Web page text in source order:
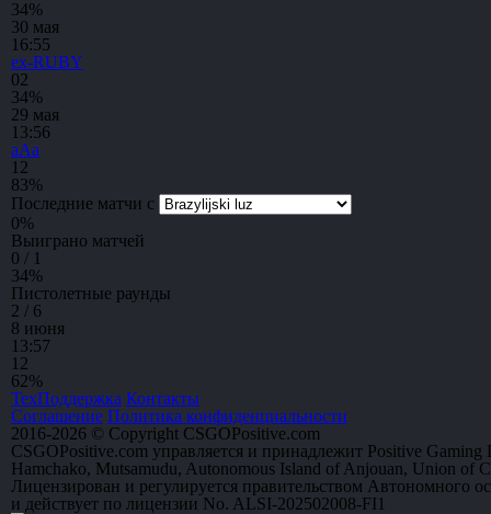
34%
30 мая
16:55
ex-RUBY
02
34%
29 мая
13:56
aAa
1 2
83%
Последние матчи с
0%
Выиграно матчей
0 / 1
34%
Пистолетные раунды
2 / 6
8 июня
13:57
1 2
62%
ТехПоддержка Контакты
Соглашение Политика конфиденциальности
2016-2026 © Copyright CSGOPositive.com
CSGOPositive.com управляется и принадлежит Positive Gaming
Hamchako, Mutsamudu, Autonomous Island of Anjouan, Union of
Лицензирован и регулируется правительством Автономного
и действует по лицензии No. ALSI-202502008-FI1